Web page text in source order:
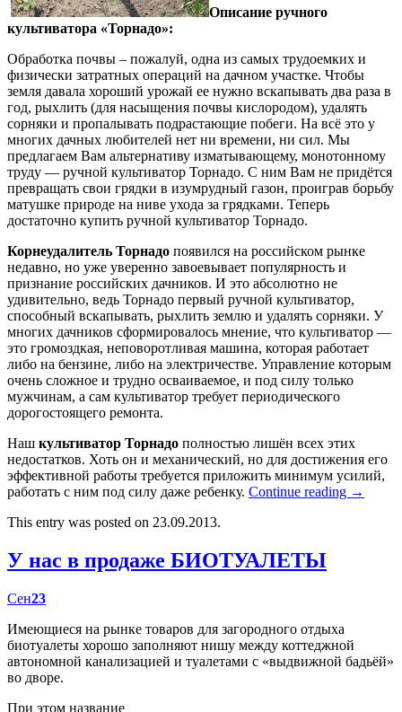
Описание ручного
культиватора «Торнадо»:
Обработка почвы – пожалуй, одна из самых трудоемких и
физически затратных операций на дачном участке. Чтобы
земля давала хороший урожай ее нужно вскапывать два раза в
год, рыхлить (для насыщения почвы кислородом), удалять
сорняки и пропалывать подрастающие побеги. На всё это у
многих дачных любителей нет ни времени, ни сил. Мы
предлагаем Вам альтернативу изматывающему, монотонному
труду — ручной культиватор Торнадо. С ним Вам не придётся
превращать свои грядки в изумрудный газон, проиграв борьбу
матушке природе на ниве ухода за грядками. Теперь
достаточно купить ручной культиватор Торнадо.
Корнеудалитель Торнадо появился на российском рынке
недавно, но уже уверенно завоевывает популярность и
признание российских дачников. И это абсолютно не
удивительно, ведь Торнадо первый ручной культиватор,
способный вскапывать, рыхлить землю и удалять сорняки. У
многих дачников сформировалось мнение, что культиватор —
это громоздкая, неповоротливая машина, которая работает
либо на бензине, либо на электричестве. Управление которым
очень сложное и трудно осваиваемое, и под силу только
мужчинам, а сам культиватор требует периодического
дорогостоящего ремонта.
Наш культиватор Торнадо полностью лишён всех этих
недостатков. Хоть он и механический, но для достижения его
эффективной работы требуется приложить минимум усилий,
работать с ним под силу даже ребенку. Continue reading →
This entry was posted on 23.09.2013.
У нас в продаже БИОТУАЛЕТЫ
Сен23
Имеющиеся на рынке товаров для загородного отдыха
биотуалеты хорошо заполняют нишу между коттеджной
автономной канализацией и туалетами с «выдвижной бадьёй»
во дворе.
При этом название